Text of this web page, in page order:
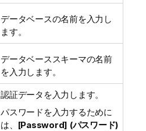
データベースの名前を入力し
ます。
データベーススキーマの名前
を入力します。
認証データを入力します。
パスワードを入力するために
は、 [Password] (パスワード)